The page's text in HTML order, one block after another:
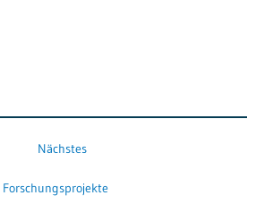
Nächstes
Forschungsprojekte